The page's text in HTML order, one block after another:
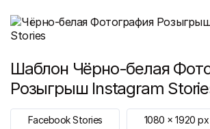
Шаблон Чёрно-белая
Розыгрыш Instagram
Facebook Stories 1080 x1920 px